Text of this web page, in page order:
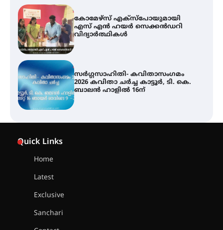
സർഗ്ഗസാഹിതി- കവിതാസംഗമം
2026 കവിതാ ചർച്ച കാട്ടൂർ, ടി. കെ.
ബാലൻ ഹാളിൽ 16ന്
ശക്തമായ മഴ തുടരുന്നു – തൃശൂർ
ജില്ലയിൽ എല്ലാ വിദ്യാഭ്യാസ
സ്ഥാപനങ്ങൾക്കും ശനിയാഴ്ച
അവധി
Quick Links
Home
Latest
Exclusive
Sanchari